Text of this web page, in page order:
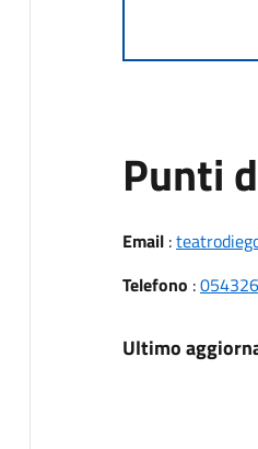
Punti
Email:
Telefono :
Ultimo